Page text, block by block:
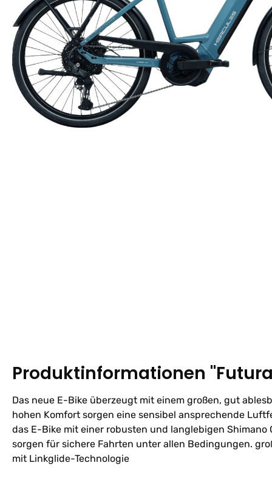
Produktinformationen "Futura
Das neue E-Bike überzeugt mit einem großen, gut
hohen Komfort sorgen eine sensibel ansprechende
das E-Bike mit einer robusten und langlebigen
sorgen für sichere Fahrten unter allen Bedingungen.
mit Linkglide-Technologie